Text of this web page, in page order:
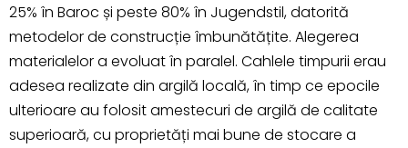
25% în Baroc și peste 80% în Jugendstil, datorită
metodelor de construcție îmbunătățite. Alegerea
materialelor a evoluat în paralel. Cahlele timpurii erau
adesea realizate din argilă locală, în timp ce epocile
ulterioare au folosit amestecuri de argilă de calitate
superioară, cu proprietăți mai bune de stocare a